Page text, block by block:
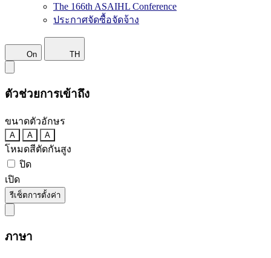
The 166th ASAIHL Conference
ประกาศจัดซื้อจัดจ้าง
On TH
ตัวช่วยการเข้าถึง
ขนาดตัวอักษร
A A A
โหมดสีตัดกันสูง
ปิด
เปิด
รีเซ็ตการตั้งค่า
ภาษา